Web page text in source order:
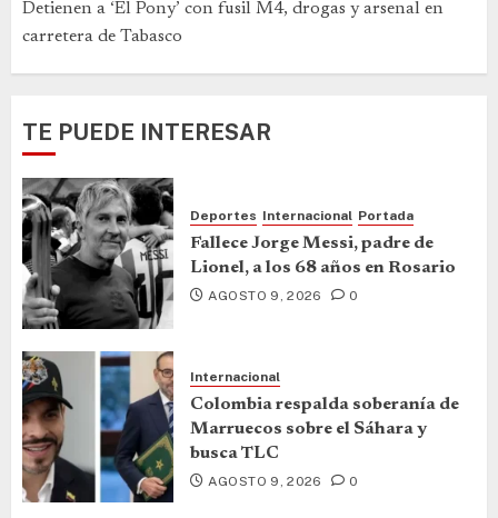
Detienen a ‘El Pony’ con fusil M4, drogas y arsenal en
carretera de Tabasco
TE PUEDE INTERESAR
Deportes Internacional Portada
Fallece Jorge Messi, padre de
Lionel, a los 68 años en Rosario
AGOSTO 9, 2026 0
Internacional
Colombia respalda soberanía de
Marruecos sobre el Sáhara y
busca TLC
AGOSTO 9, 2026 0